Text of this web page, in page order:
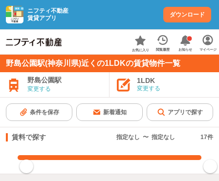
ニフティ不動産
賃貸アプリ
ダウンロード
お気に入り 閲覧履歴 お知らせ マイページ
野島公園駅(神奈川県)近くの1LDKの賃貸物件一覧
野島公園駅
変更する
1LDK
変更する
条件を保存 新着通知 アプリで探す
賃料で探す 指定なし 〜 指定なし 17件